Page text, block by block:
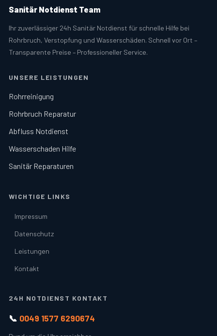
Sanitär Notdienst Team
Ihr zuverlässiger 24h Sanitär Notdienst für schnelle Hilfe bei
Rohrbruch, Verstopfung und Wasserschäden. Schnell vor Ort –
Transparente Preise – Professioneller Service.
UNSERE LEISTUNGEN
Rohrreinigung
Rohrbruch Reparatur
Abfluss Notdienst
Wasserschaden Hilfe
Sanitär Reparaturen
WICHTIGE LINKS
Impressum
Datenschutz
Leistungen
Kontakt
24H NOTDIENST KONTAKT
📞 0049 1577 6290674